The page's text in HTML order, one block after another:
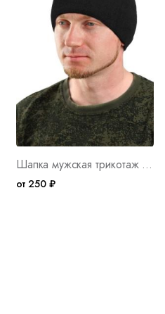
Шапка мужская трикотаж на флисе Арт. 6928
от 250 ₽